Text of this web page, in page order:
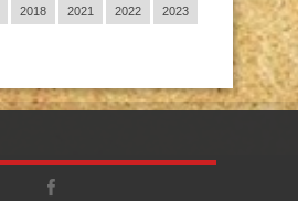
2018 2021 2022 2023